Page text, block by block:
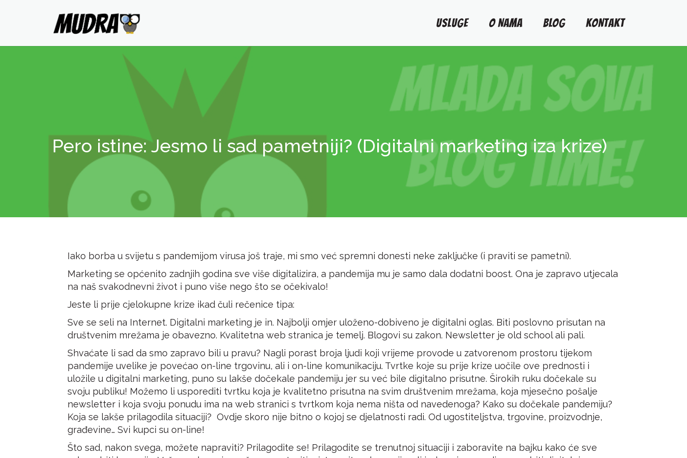
USLUGE O NAMA BLOG KONTAKT
Pero istine: Jesmo li sad pametniji? (Digitalni marketing iza krize)
Iako borba u svijetu s pandemijom virusa još traje, mi smo već spremni donesti neke zaključke (i praviti se pametni).
Marketing se općenito zadnjih godina sve više digitalizira, a pandemija mu je samo dala dodatni boost. Ona je zapravo utjecala
na naš svakodnevni život i puno više nego što se očekivalo!
Jeste li prije cjelokupne krize ikad čuli rečenice tipa:
Sve se seli na Internet. Digitalni marketing je in. Najbolji omjer uloženo-dobiveno je digitalni oglas. Biti poslovno prisutan na
društvenim mrežama je obavezno. Kvalitetna web stranica je temelj. Blogovi su zakon. Newsletter je old school ali pali.
Shvaćate li sad da smo zapravo bili u pravu? Nagli porast broja ljudi koji vrijeme provode u zatvorenom prostoru tijekom
pandemije uvelike je povećao on-line trgovinu, ali i on-line komunikaciju. Tvrtke koje su prije krize uočile ove prednosti i
uložile u digitalni marketing, puno su lakše dočekale pandemiju jer su već bile digitalno prisutne. Širokih ruku dočekale su
svoju publiku! Možemo li usporediti tvrtku koja je kvalitetno prisutna na svim društvenim mrežama, koja mjesečno pošalje
newsletter i koja svoju ponudu ima na web stranici s tvrtkom koja nema ništa od navedenoga? Kako su dočekale pandemiju?
Koja se lakše prilagodila situaciji? Ovdje skoro nije bitno o kojoj se djelatnosti radi. Od ugostiteljstva, trgovine, proizvodnje,
građevine… Svi kupci su on-line!
Što sad, nakon svega, možete napraviti? Prilagodite se! Prilagodite se trenutnoj situaciji i zaboravite na bajku kako će sve